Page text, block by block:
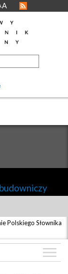
A
budowniczy
Polskiego Słownika